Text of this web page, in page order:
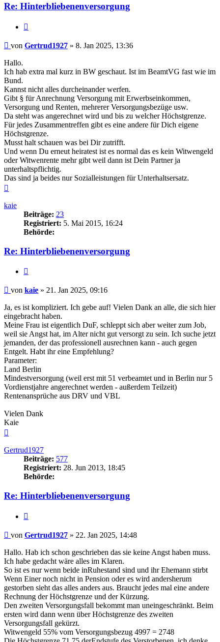
Re: Hinterbliebenenversorgung
Beitrag
von Gertrud1927 » 8. Jan 2025, 13:36
Hallo.
Ich hab extra mal kurz in BW geschaut. Ist im BeamtVG fast wie im
Bund.
Kannst nicht alles durcheinander werfen.
Gibt § für Anrechnung Versorgung mit Erwerbseinkommen,
Versorgung und Renten, mehrerer Versorgungsbezüge usw.
Da steht was angerechnet wird und bis zu welcher Höchstgrenze.
Für jedes Zusammentreffen gibt es eine andere für Dich eigene
Höchstgrenze.
Musst halt schauen was bei Dir zutrifft.
Und wenn Du erneut heiratest ist es normal das es kein Witwengeld
oder Witwenrente mehr gibt weil dann ist Dein Partner ja
unterhaltspflichtig.
Das sind ja beides nur Sozialleistungen für Unterhaltsersatz.
kaie
Beiträge: 23
Registriert: 5. Mai 2015, 16:24
Behörde:
Re: Hinterbliebenenversorgung
Beitrag
von kaie » 21. Jan 2025, 09:16
Ja, es ist kompliziert. Ich gebe auf! Vielen Dank an alle, die sich hier
eingebracht haben.
Meine Frau ist eigentlich DuF, schleppt sich aber weiter zum Job,
weil sie Angst hat, im Alter nicht gut versorgt zu sein. Ich suche jetzt
jemanden, der das professionell ausrechnen kann - auch gegen
Entgelt. Habt ihr eine Empfehlung?
Parameter:
Land Berlin
Mindestversorgung (weil erst mit 51 verbeamtet und in Berlin nur 5
Vordienstjahre angerechnet werden - außerdem Teilzeit)
Rentenansprüche aus DRV und VBL
Vielen Dank
Kaie
Gertrud1927
Beiträge: 577
Registriert: 28. Jun 2013, 18:45
Behörde:
Re: Hinterbliebenenversorgung
Beitrag
von Gertrud1927 » 22. Jan 2025, 14:48
Hallo. Hab ich schon geschrieben das sie keine Angst haben muss.
Ich habe gedacht wäre alles im Klaren.
So ist es nur wenn beide inRuhestand sind und ihr Ehemann stirbt
Wenn Einer noch nicht in Pension oder es wird andersherum
gestorben sieht das alles anders aus. Braucht jedes mal eine andere
Rechnung der Höchstgrenze und der Kürzung.
Den zweiten Versorgungsfall bekommt man uneingeschränkt. Beim
ersten wird dann wenn über Höchstgrenze des zweiten
Versorgungsfall gekürzt.
Witwengeld 55% vom Versorgungsbezug 4997 = 2748